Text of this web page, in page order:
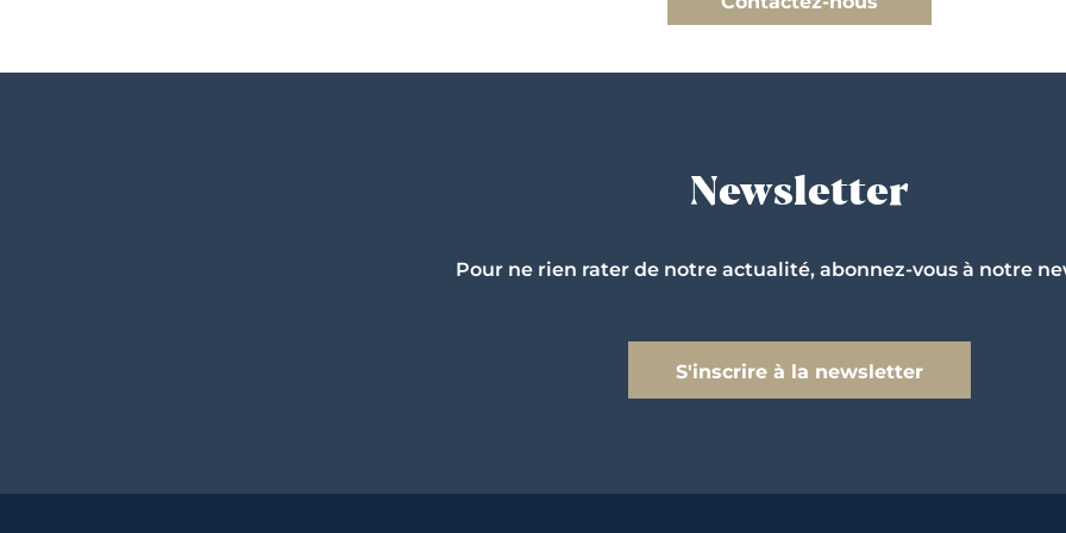
Newsletter
Pour ne rien rater de notre actualité, abonnez-vous à notre
S'inscrire à la newsletter